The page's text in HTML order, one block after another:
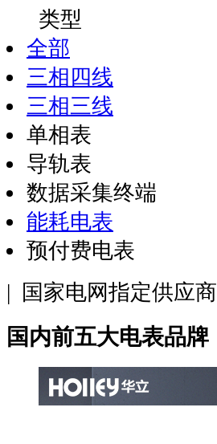
类型
全部
三相四线
三相三线
单相表
导轨表
数据采集终端
能耗电表
预付费电表
| 国家电网指定供应商
国内前五大电表品牌